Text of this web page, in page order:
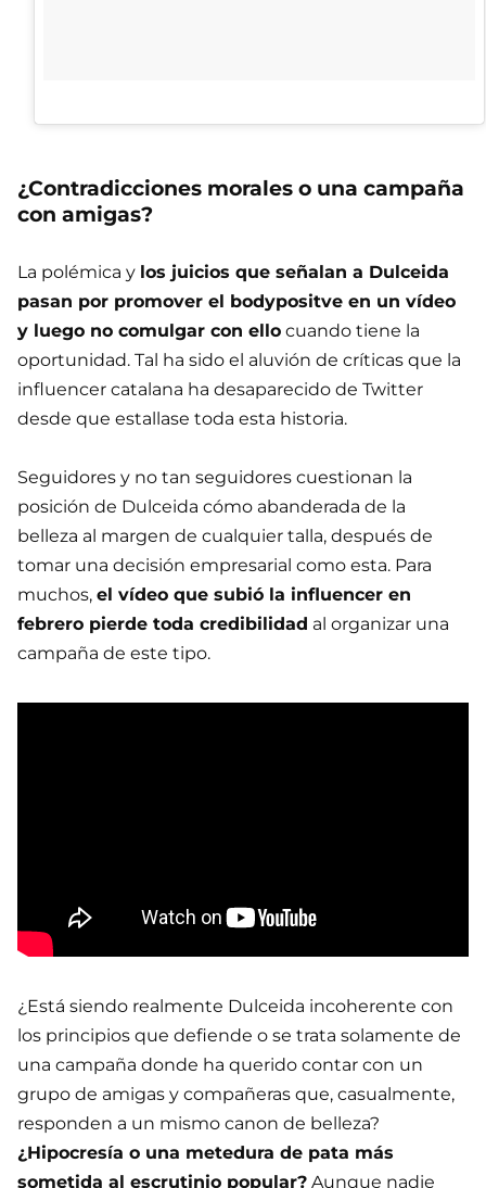
¿Contradicciones morales o una campaña
con amigas?
La polémica y los juicios que señalan a Dulceida
pasan por promover el bodypositve en un vídeo
y luego no comulgar con ello cuando tiene la
oportunidad. Tal ha sido el aluvión de críticas que la
influencer catalana ha desaparecido de Twitter
desde que estallase toda esta historia.
Seguidores y no tan seguidores cuestionan la
posición de Dulceida cómo abanderada de la
belleza al margen de cualquier talla, después de
tomar una decisión empresarial como esta. Para
muchos, el vídeo que subió la influencer en
febrero pierde toda credibilidad al organizar una
campaña de este tipo.
¿Está siendo realmente Dulceida incoherente con
los principios que defiende o se trata solamente de
una campaña donde ha querido contar con un
grupo de amigas y compañeras que, casualmente,
responden a un mismo canon de belleza?
¿Hipocresía o una metedura de pata más
sometida al escrutinio popular? Aunque nadie